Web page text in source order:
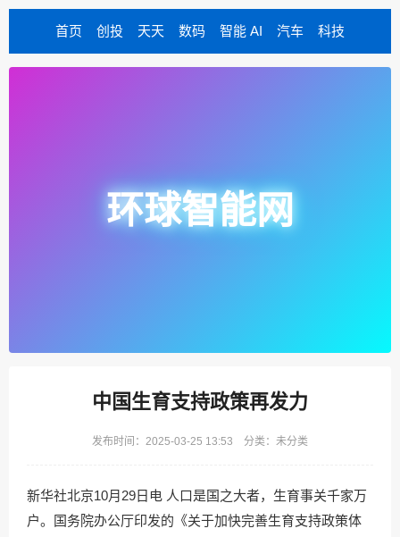
首页 创投 天天 数码 智能 AI 汽车 科技
环球智能网
中国生育支持政策再发力
发布时间：2025-03-25 13:53 分类：未分类
新华社北京10月29日电 人口是国之大者，生育事关千家万
户。国务院办公厅印发的《关于加快完善生育支持政策体